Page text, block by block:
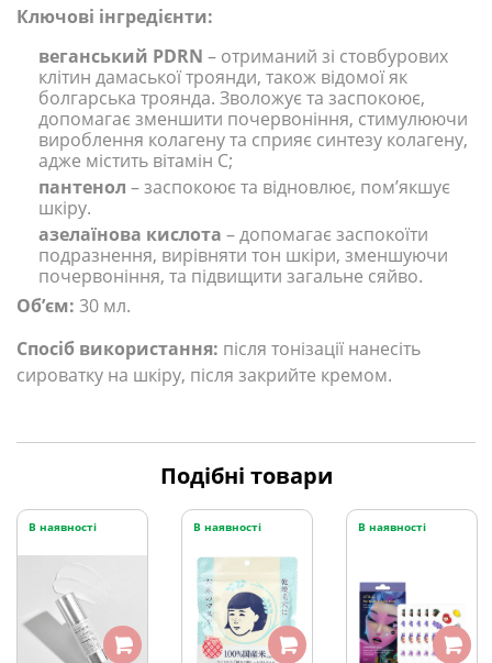
Ключові інгредієнти:
веганський PDRN – отриманий зі стовбурових
клітин дамаської троянди, також відомої як
болгарська троянда. Зволожує та заспокоює,
допомагає зменшити почервоніння, стимулюючи
вироблення колагену та сприяє синтезу колагену,
адже містить вітамін С;
пантенол – заспокоює та відновлює, помʼякшує
шкіру.
азелаїнова кислота – допомагає заспокоїти
подразнення, вирівняти тон шкіри, зменшуючи
почервоніння, та підвищити загальне сяйво.
Обʼєм: 30 мл.
Спосіб використання: після тонізації нанесіть
сироватку на шкіру, після закрийте кремом.
Подібні товари
В наявності В наявності В наявності